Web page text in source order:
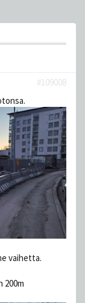
#109008
vaihetta.
200m